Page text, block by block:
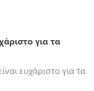
για τα
ευχάριστο για τα